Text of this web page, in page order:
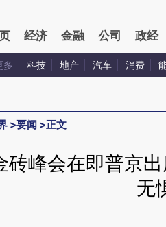
经济 金融 公司 政经
多 科技 地产 汽车 消费
>要闻 >正文
砖峰会在即普京
无